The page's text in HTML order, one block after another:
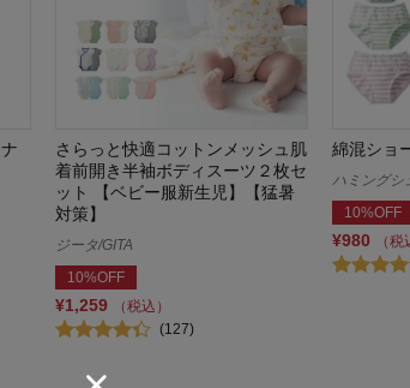
さらっと快適コットンメッシュ肌
着前開き半袖ボディスーツ２枚セ
ット 【ベビー服新生児】【猛暑
対策】
ジータ/GITA
10%OFF
¥1,259
（税込）
(127)
綿混ショ
ハミングシ
10%OFF
¥980
（税